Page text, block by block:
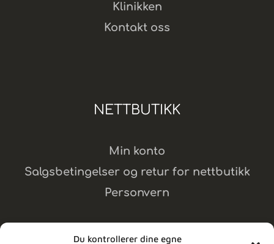
Du kontrollerer dine egne
Klinikken
Kontakt oss
NETTBUTIKK
Min konto
Salgsbetingelser og retur for nettbutikk
Personvern